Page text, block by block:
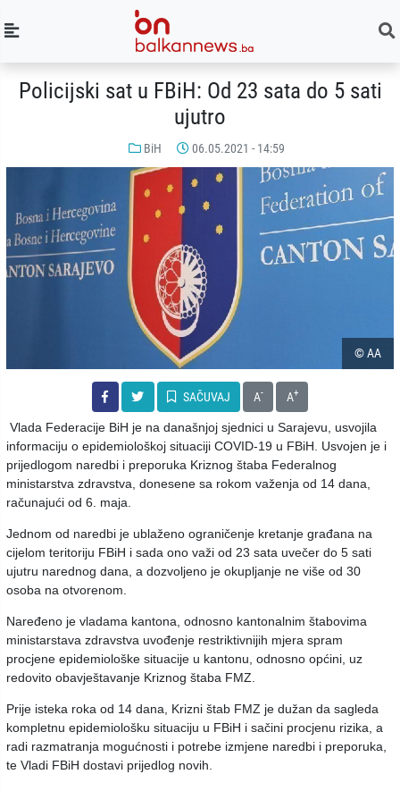
Policijski sat u FBiH: Od 23 sata do 5 sati
ujutro
BiH 06.05.2021 - 14:59
© AA
SAČUVAJ A- A+
Vlada Federacije BiH je na današnjoj sjednici u Sarajevu, usvojila
informaciju o epidemiološkoj situaciji COVID-19 u FBiH. Usvojen je i
prijedlogom naredbi i preporuka Kriznog štaba Federalnog
ministarstva zdravstva, donesene sa rokom važenja od 14 dana,
računajući od 6. maja.
Jednom od naredbi je ublaženo ograničenje kretanje građana na
cijelom teritoriju FBiH i sada ono važi od 23 sata uvečer do 5 sati
ujutru narednog dana, a dozvoljeno je okupljanje ne više od 30
osoba na otvorenom.
Naređeno je vladama kantona, odnosno kantonalnim štabovima
ministarstava zdravstva uvođenje restriktivnijih mjera spram
procjene epidemiološke situacije u kantonu, odnosno općini, uz
redovito obavještavanje Kriznog štaba FMZ.
Prije isteka roka od 14 dana, Krizni štab FMZ je dužan da sagleda
kompletnu epidemiološku situaciju u FBiH i sačini procjenu rizika, a
radi razmatranja mogućnosti i potrebe izmjene naredbi i preporuka,
te Vladi FBiH dostavi prijedlog novih.